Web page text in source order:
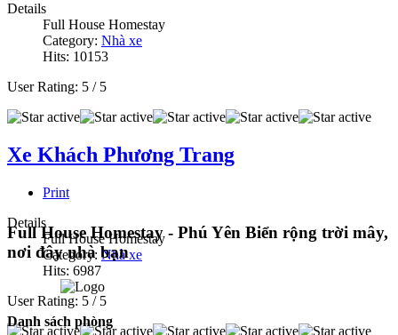
Details
Full House Homestay
Category: Nhà xe
Hits: 10153
User Rating: 5 / 5
Xe Khách Phương Trang
Print
Details
Full House Homestay
Category: Nhà xe
Hits: 6987
User Rating: 5 / 5
Full House Homestay - Phú Yên Biển rộng trời mây,
nơi đây nhà bạn
Danh sách phòng